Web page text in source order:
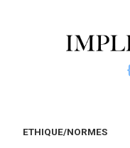
ETHIQUE/NORMES